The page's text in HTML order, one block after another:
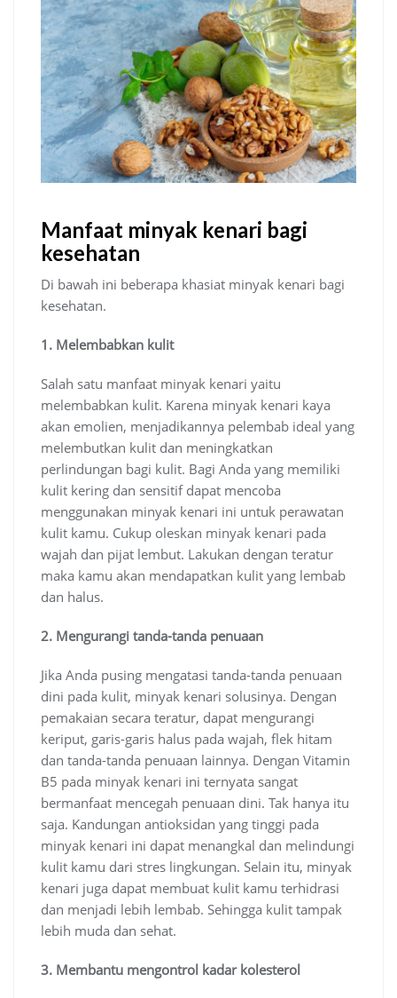
Manfaat minyak kenari bagi
kesehatan
Di bawah ini beberapa khasiat minyak kenari bagi
kesehatan.
1. Melembabkan kulit
Salah satu manfaat minyak kenari yaitu
melembabkan kulit. Karena minyak kenari kaya
akan emolien, menjadikannya pelembab ideal yang
melembutkan kulit dan meningkatkan
perlindungan bagi kulit. Bagi Anda yang memiliki
kulit kering dan sensitif dapat mencoba
menggunakan minyak kenari ini untuk perawatan
kulit kamu. Cukup oleskan minyak kenari pada
wajah dan pijat lembut. Lakukan dengan teratur
maka kamu akan mendapatkan kulit yang lembab
dan halus.
2. Mengurangi tanda-tanda penuaan
Jika Anda pusing mengatasi tanda-tanda penuaan
dini pada kulit, minyak kenari solusinya. Dengan
pemakaian secara teratur, dapat mengurangi
keriput, garis-garis halus pada wajah, flek hitam
dan tanda-tanda penuaan lainnya. Dengan Vitamin
B5 pada minyak kenari ini ternyata sangat
bermanfaat mencegah penuaan dini. Tak hanya itu
saja. Kandungan antioksidan yang tinggi pada
minyak kenari ini dapat menangkal dan melindungi
kulit kamu dari stres lingkungan. Selain itu, minyak
kenari juga dapat membuat kulit kamu terhidrasi
dan menjadi lebih lembab. Sehingga kulit tampak
lebih muda dan sehat.
3. Membantu mengontrol kadar kolesterol